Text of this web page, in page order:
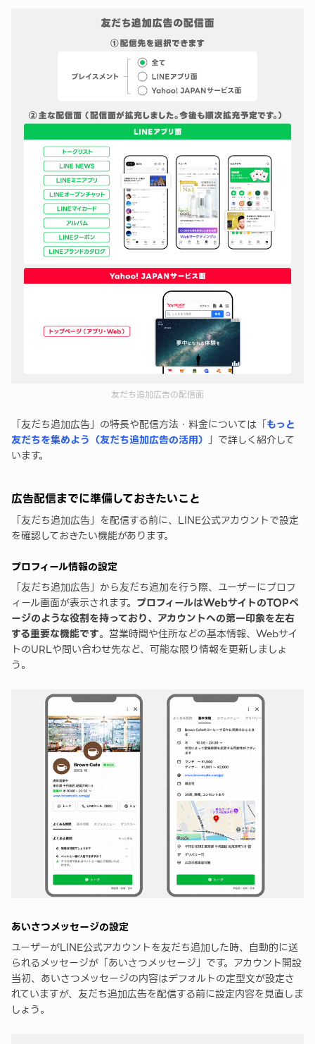
友だち追加広告の配信面
「友だち追加広告」の特長や配信方法・料金については「もっと
友だちを集めよう（友だち追加広告の活用） 」で詳しく紹介して
います。
広告配信までに準備しておきたいこと
「友だち追加広告」を配信する前に、LINE公式アカウントで設定
を確認しておきたい機能があります。
プロフィール情報の設定
「友だち追加広告」から友だち追加を行う際、ユーザーにプロフ
ィール画面が表示されます。 プロフィールはWebサイトのTOPペ
ージのような役割を持っており、アカウントへの第一印象を左右
する重要な機能です。営業時間や住所などの基本情報、Webサイ
トのURLや問い合わせ先など、可能な限り情報を更新しましょ
う。
あいさつメッセージの設定
ユーザーがLINE公式アカウントを友だち追加した時、自動的に送
られるメッセージが「あいさつメッセージ」です。アカウント開設
当初、あいさつメッセージの内容はデフォルトの定型文が設定さ
れていますが、友だち追加広告を配信する前に設定内容を見直しま
しょう。